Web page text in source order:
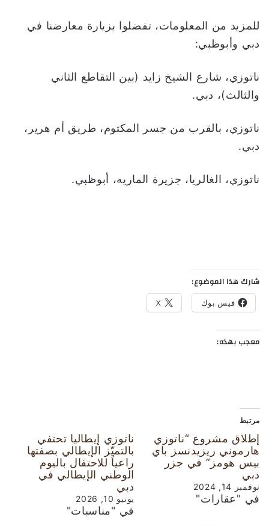
للمزيد من المعلومات، تفضلوا بزيارة معارضنا في
دبي وأبوظبي:
ناتوزي، شارع الشيخ زايد (بين التقاطع الثاني
والثالث)، دبي.
ناتوزي، بالقرب من جسر المكتوم، طريق أم هرير،
دبي.
ناتوزي، الغالريا، جزيرة الماريه، أبوظبي.
شارك هذا الموضوع:
فيس بوك X
معجب بهذه:
مرتبط
إطلاق مشروع “ناتوزي
هارموني ريزيدنسز باي
بيس هومز” في جزر
دبي
نوفمبر 14, 2024
في "عقارات"
ناتوزي إيطاليا تحتفي
بالتميّز الإيطالي بصفتها
راعياً للاحتفال باليوم
الوطني الإيطالي في
دبي
يونيو 10, 2026
في "مناسبات"